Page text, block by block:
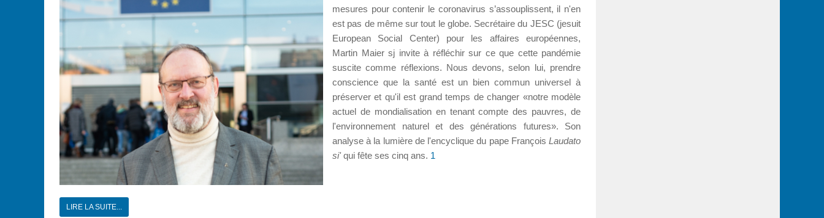
mesures pour contenir le coronavirus s’assouplissent, il n'en
est pas de même sur tout le globe. Secrétaire du JESC (jesuit
European Social Center) pour les affaires européennes,
Martin Maier sj invite à réfléchir sur ce que cette pandémie
suscite comme réflexions. Nous devons, selon lui, prendre
conscience que la santé est un bien commun universel à
préserver et qu'il est grand temps de changer «notre modèle
actuel de mondialisation en tenant compte des pauvres, de
l'environnement naturel et des générations futures». Son
analyse à la lumière de l'encyclique du pape François Laudato
si' qui fête ses cinq ans. 1
LIRE LA SUITE...